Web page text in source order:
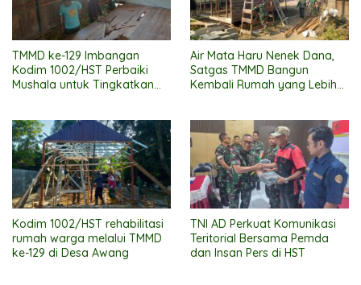
TMMD ke-129 Imbangan
Kodim 1002/HST Perbaiki
Mushala untuk Tingkatkan
Air Mata Haru Nenek Dana,
Satgas TMMD Bangun
Kembali Rumah yang Lebih
Kodim 1002/HST rehabilitasi
rumah warga melalui TMMD
ke-129 di Desa Awang
TNI AD Perkuat Komunikasi
Teritorial Bersama Pemda
dan Insan Pers di HST